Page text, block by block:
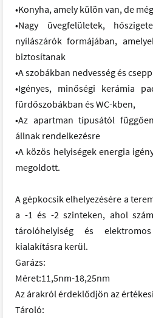
•Konyha, amely külön van, de
•Nagy üvegfelületek,
nyílászárók formájában,
biztosítanak
•A szobákban nedvesség és
•Igényes, minőségi kerámia
fürdőszobákban és WC-kben,
•Az apartman típusától
állnak rendelkezésre
•A közös helyiségek energia
megoldott.
A gépkocsik elhelyezésére a
a -1 és -2 szinteken, ahol
tárolóhelyiség és
kialakításra kerül.
Garázs:
Méret:11,5nm-18,25nm
Az árakról érdeklődjön az
Tároló: